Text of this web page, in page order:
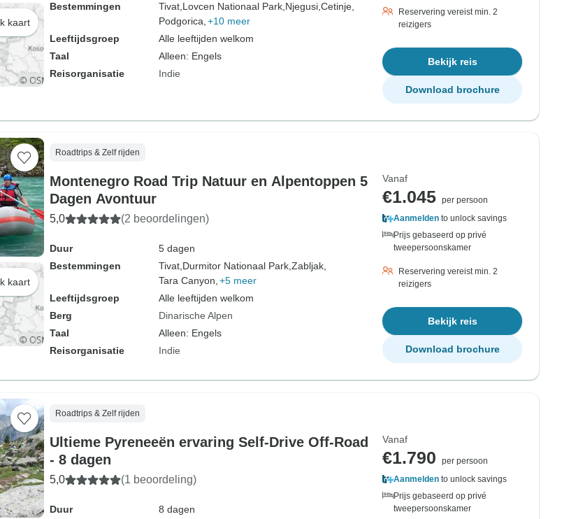
kaart
Bestemmingen
Tivat, Lovcen Nationaal Park, Njegusi, Cetinje,
Podgorica, +10 meer
Leeftijdsgroep
Alle leeftijden welkom
Taal
Alleen: Engels
Reisorganisatie
Indie
Reservering vereist min. 2
reizigers
Bekijk reis
Download brochure
kaart
Roadtrips & Zelf rijden
Montenegro Road Trip Natuur en Alpentoppen 5
Dagen Avontuur
5,0 (2 beoordelingen)
Duur
5 dagen
Bestemmingen
Tivat, Durmitor Nationaal Park, Zabljak,
Tara Canyon, +5 meer
Leeftijdsgroep
Alle leeftijden welkom
Berg
Dinarische Alpen
Taal
Alleen: Engels
Reisorganisatie
Indie
Vanaf
€1.045 per persoon
Aanmelden to unlock savings
Prijs gebaseerd op privé
tweepersoonskamer
Reservering vereist min. 2
reizigers
Bekijk reis
Download brochure
Roadtrips & Zelf rijden
Ultieme Pyreneeën ervaring Self-Drive Off-Road
- 8 dagen
5,0 (1 beoordeling)
Duur
8 dagen
Vanaf
€1.790
per persoon
Aanmelden to unlock savings
Prijs gebaseerd op privé
tweepersoonskamer